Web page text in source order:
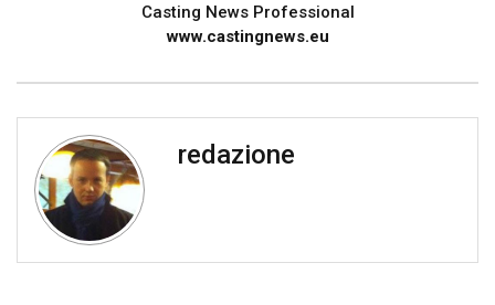
Casting News Professional
www.castingnews.eu
redazione